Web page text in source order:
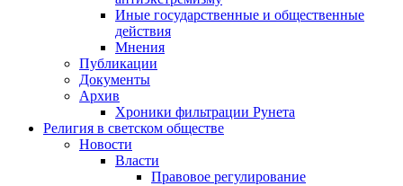
Иные государственные и общественные
действия
Мнения
Публикации
Документы
Архив
Хроники фильтрации Рунета
Религия в светском обществе
Новости
Власти
Правовое регулирование